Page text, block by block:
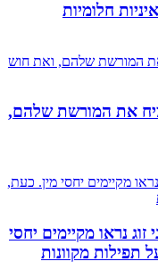
חלומיות
את המורשת שלהם,
נראו מקיימים יחסי
מקוונות